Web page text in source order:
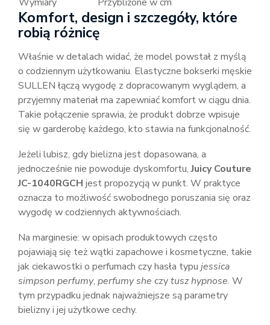
Komfort, design i szczegóły, które
robią różnicę
Właśnie w detalach widać, że model powstał z myślą
o codziennym użytkowaniu. Elastyczne bokserki męskie
SULLEN łączą wygodę z dopracowanym wyglądem, a
przyjemny materiał ma zapewniać komfort w ciągu dnia.
Takie połączenie sprawia, że produkt dobrze wpisuje
się w garderobę każdego, kto stawia na funkcjonalność.
Jeżeli lubisz, gdy bielizna jest dopasowana, a
jednocześnie nie powoduje dyskomfortu,Juicy Couture
JC-1040RGCH jest propozycją w punkt. W praktyce
oznacza to możliwość swobodnego poruszania się oraz
wygodę w codziennych aktywnościach.
Na marginesie: w opisach produktowych często
pojawiają się też wątki zapachowe i kosmetyczne, takie
jak ciekawostki o perfumach czy hasła typu jessica
simpson perfumy, perfumy she czytusz hypnose. W
tym przypadku jednak najważniejsze są parametry
bielizny i jej użytkowe cechy.